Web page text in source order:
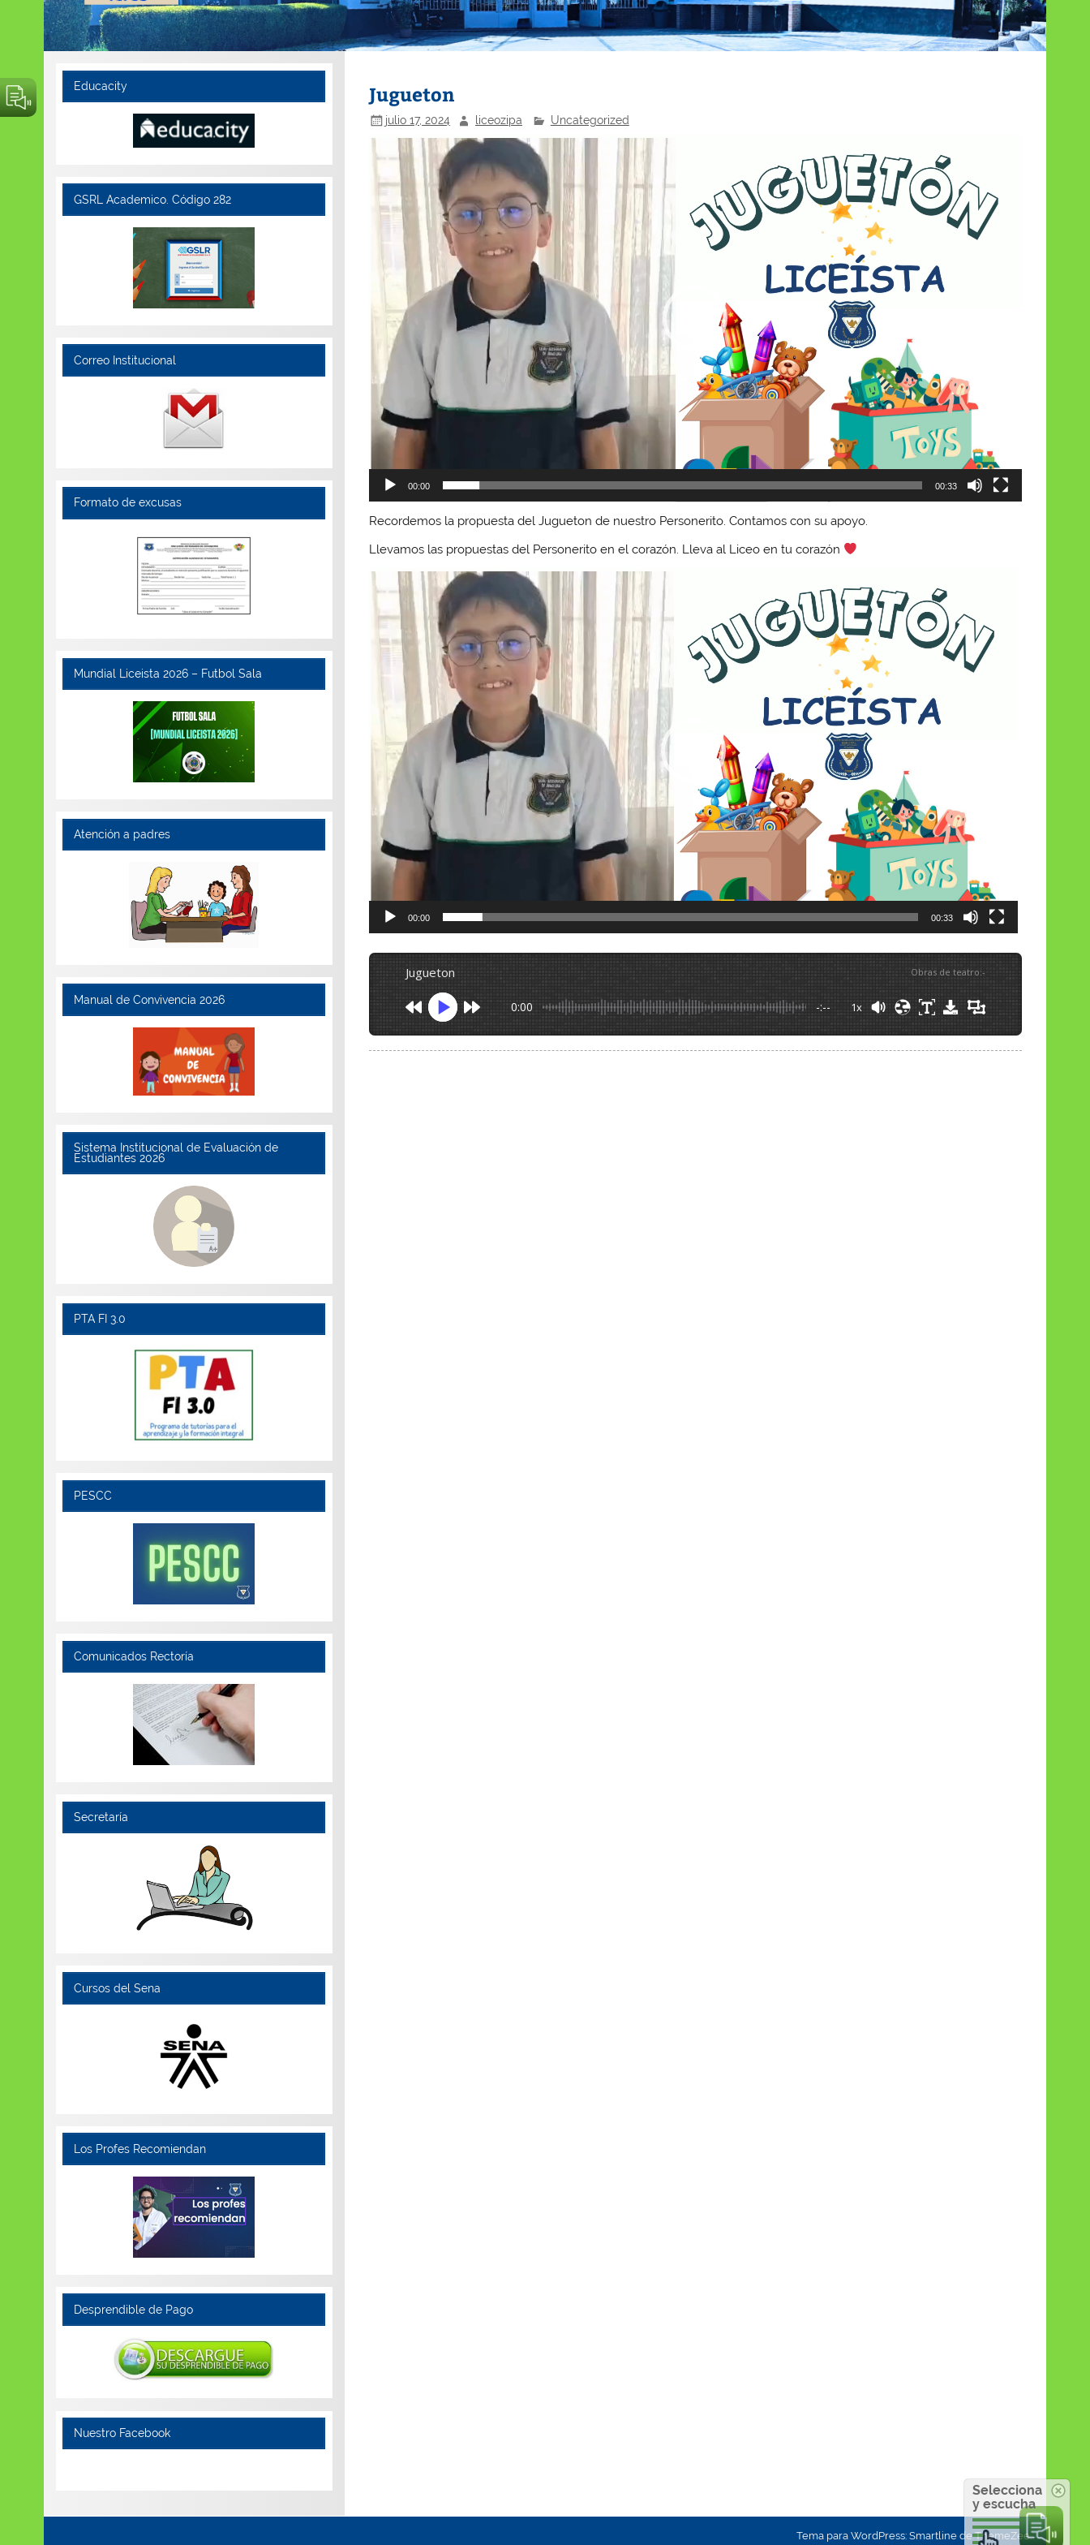
Jugueton
julio 17, 2024 liceozipa Uncategorized
Reproductor
de
vídeo
00:00 00:33
Recordemos la propuesta del Jugueton de nuestro Personerito. Contamos con su apoyo.
Llevamos las propuestas del Personerito en el corazón. Lleva al Liceo en tu corazón
Reproductor
de
vídeo
00:00 00:33
jugueton Obras de teatro:-
0:00 -:-- 1x
Educacity
GSRL Academico. Código 282
Correo Institucional
Formato de excusas
Mundial Liceista 2026 – Futbol Sala
Atención a padres
Manual de Convivencia 2026
Sistema Institucional de Evaluación de
Estudiantes 2026
PTA FI 3.0
PESCC
Comunicados Rectoría
Secretaría
Cursos del Sena
Los Profes Recomiendan
Desprendible de Pago
Nuestro Facebook
Tema para WordPress: Smartline de ThemeZee.
Selecciona
y escucha